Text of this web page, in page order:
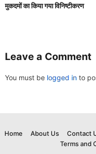
मुकदमों का किया गया विनिष्टीकरण
Leave a Comment
You must be logged in to
Home About Us Contact
Terms and